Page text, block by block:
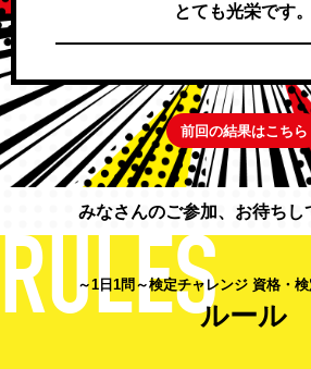
とても光栄です。
前回の結果はこちら
みなさんのご参加、お待ちし
～1日1問～検定チャレンジ 資格・
ルール